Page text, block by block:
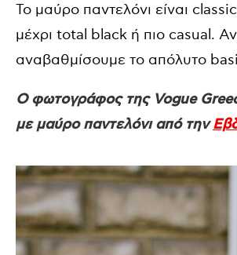
Το μαύρο παντελόνι είναι
μέχρι total black ή πιο casual.
αναβαθμίσουμε το απόλυτο
Ο φωτογράφος της Vogue
με μαύρο παντελόνι από την